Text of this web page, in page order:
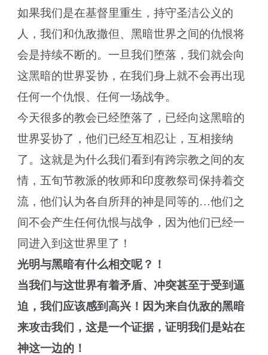
如果我们是在基督里重生，持守圣洁公义的
人，我们和仇敌撒但、黑暗世界之间的仇恨将
会是持续不断的。一旦我们堕落，我们就会向
这黑暗的世界妥协，在我们身上就不会再出现
任何一个仇恨、任何一场战争。
今天很多的教会已经堕落了，已经向这黑暗的
世界妥协了，他们已经互相忍让，互相接纳
了。这就是为什么我们看到有跨宗教之间的友
情，五旬节教派的牧师和印度教祭司保持着交
流，他们认为各自所拜的神是同等的…他们之
间不会产生任何仇恨与战争，因为他们已经一
同进入到这世界里了！
光明与黑暗有什么相交呢？！
当我们与这世界有着矛盾、冲突甚至于受到逼
迫，我们应该感到高兴！因为来自仇敌的黑暗
来攻击我们，这是一个证据，证明我们是站在
神这一边的！